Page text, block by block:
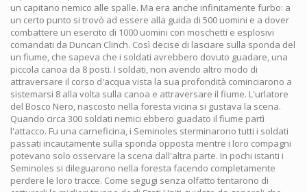
un capitano nemico alle spalle. Ma era anche infinitamente furbo: a
un certo punto si trovò ad essere alla guida di 500 uomini e a dover
combattere un esercito di 1000 uomini con moschetti e esplosivi
comandati da Duncan Clinch. Così decise di lasciare sulla sponda del
un fiume, che sapeva che i soldati avrebbero dovuto guadare, una
piccola canoa da 8 posti. I soldati, non avendo altro modo di
attraversare il corso d'acqua vista la sua profondità cominciarono a
sistemarsi 8 alla volta sulla canoa e attraversare il fiume. L'urlatore
del Bosco Nero, nascosto nella foresta vicina si gustava la scena.
Quando circa 300 soldati nemici ebbero guadato il fiume partì
l'attacco. Fu una carneficina, i Seminoles sterminarono tutti i soldati
passati incautamente sulla sponda opposta mentre i loro compagni
potevano solo osservare la scena dall'altra parte. In pochi istanti i
Seminoles si dileguarono nella foresta facendo completamente
perdere le loro tracce. Come segugi senza olfatto tentarono di